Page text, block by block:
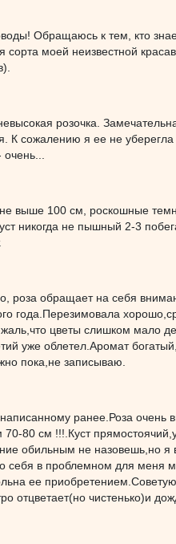
Обращаюсь к тем, кто
сорта моей неизвестной
розочка.
К сожалению я ее не
очень...
выше 100 см, роскошные
никогда не пышный 2-3
роза обращает на себя
года.Перезимовала
цветы слишком мало
уже облетел.Аромат
пока,не записываю.
ранее.Роза очень
70-80 см !!!.Куст
обильным не назовешь,но
себя в проблемном для меня
ее
отцветает(но чистенько)и